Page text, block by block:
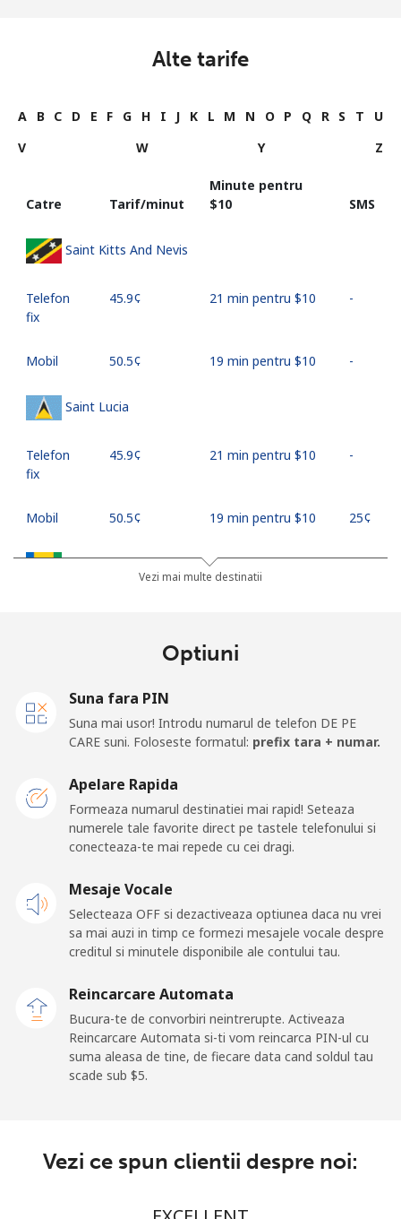
Alte tarife
A B C D E F G H I J K L M N O P Q R S T
U
V
W Y Z
Catre Tarif/minut
Minute pentru
⁦$10⁩
SMS
Saint Kitts And Nevis
Telefon
fix
⁦45.9¢⁩ 21 min pentru ⁦$10⁩ -
Mobil ⁦50.5¢⁩ 19 min pentru ⁦$10⁩ -
Saint Lucia
Telefon
fix
⁦45.9¢⁩ 21 min pentru ⁦$10⁩ -
Mobil ⁦50.5¢⁩ 19 min pentru ⁦$10⁩ ⁦25¢⁩
Saint Vincent And The Grenadines
Samoa
fix
⁦195.5¢⁩ 5 min pentru ⁦$10⁩ ⁦36¢⁩
⁦32.9¢⁩ 30 min pentru ⁦$10⁩ -
⁦31.9¢⁩ 31 min pentru ⁦$10⁩
Sao Tome And Principe
⁦313.5¢⁩
Vezi mai multe destinatii
Optiuni
Suna fara PIN
Suna mai usor! Introdu numarul de telefon DE PE
CARE suni. Foloseste formatul: prefix tara + numar.
Apelare Rapida
Formeaza numarul destinatiei mai rapid! Seteaza
numerele tale favorite direct pe tastele telefonului si
conecteaza-te mai repede cu cei dragi.
Mesaje Vocale
Selecteaza OFF si dezactiveaza optiunea daca nu vrei
sa mai auzi in timp ce formezi mesajele vocale despre
creditul si minutele disponibile ale contului tau.
Reincarcare Automata
Bucura-te de convorbiri neintrerupte. Activeaza
Reincarcare Automata si-ti vom reincarca PIN-ul cu
suma aleasa de tine, de fiecare data cand soldul tau
scade sub ⁦$5⁩.
Vezi ce spun clientii despre noi: